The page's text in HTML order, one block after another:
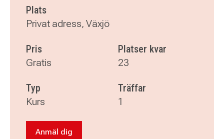
Plats
Privat adress, Växjö
Pris
Gratis
Platser kvar
23
Typ
Kurs
Träffar
1
Anmäl dig till Attentions digitala träff om
Anmäl dig